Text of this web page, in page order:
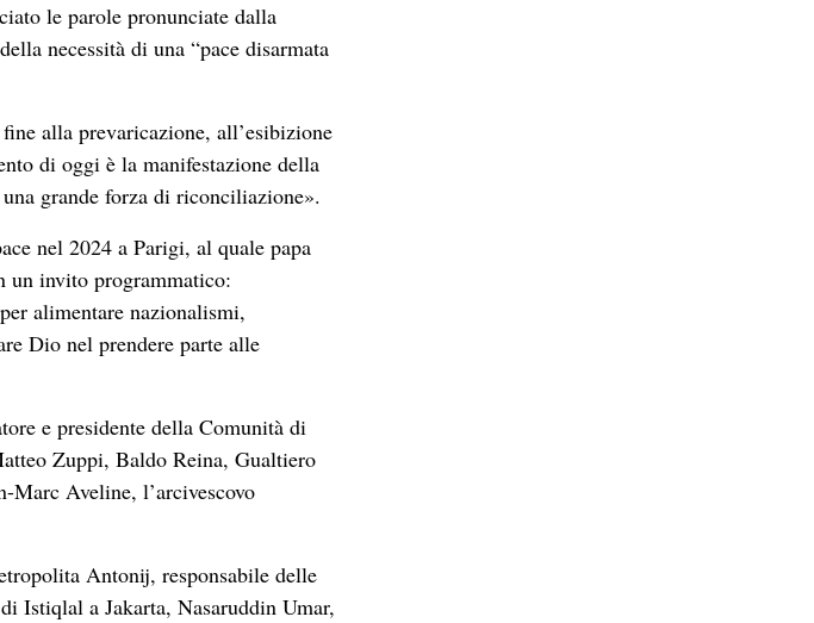
le parole pronunciate dalla
necessità di una “pace disarmata
alla prevaricazione, all’esibizione
di oggi è la manifestazione della
grande forza di riconciliazione».
nel 2024 a Parigi, al quale papa
un invito programmatico:
alimentare nazionalismi,
Dio nel prendere parte alle
e presidente della Comunità di
Zuppi, Baldo Reina, Gualtiero
Marc Aveline, l’arcivescovo
Antonij, responsabile delle
Istiqlal a Jakarta, Nasaruddin Umar,